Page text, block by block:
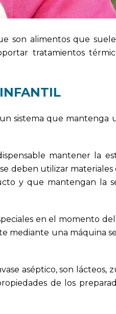
son alimentos que
tratamientos
sistema que mantenga
mantener la
deben utilizar
y que mantengan la
en el momento del
mediante una máquina
aséptico, son lácteos,
de los